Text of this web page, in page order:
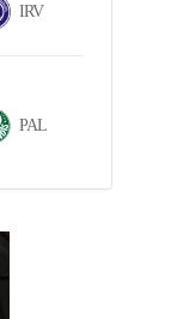
IRV
PAL